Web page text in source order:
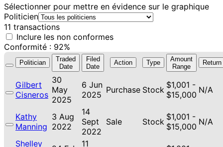
Sélectionner pour mettre en évidence sur le graphique
Politicien
11 transactions
Inclure les non conformes
Conformité : 92%
Politician
Traded
Date
Filed
Date
Action Type
Amount
Range
Return
Gilbert
Cisneros
30
May
2025
6 Jun
2025 Purchase Stock $1,001 -
$15,000 N/A
Kathy
Manning
3 Aug
2022
14
Sept
2022
Sale Stock $1,001 -
$15,000 N/A
Shelley 11